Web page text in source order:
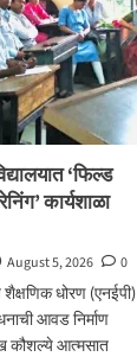
‘फिल्ड
कार्यशाळा
August 5, 2026
0
शैक्षणिक धोरण (एनईपी)
आवड निर्माण
कौशल्ये आत्मसात